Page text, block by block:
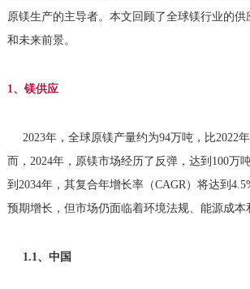
原镁生产的主导者。本文回顾了全球镁行业的供
和未来前景。
1、镁供应
2023年，全球原镁产量约为94万吨，比2022
而，2024年，原镁市场经历了反弹，达到100万
到2034年，其复合年增长率（CAGR）将达到
预期增长，但市场仍面临着环境法规、能源成本
1.1、中国